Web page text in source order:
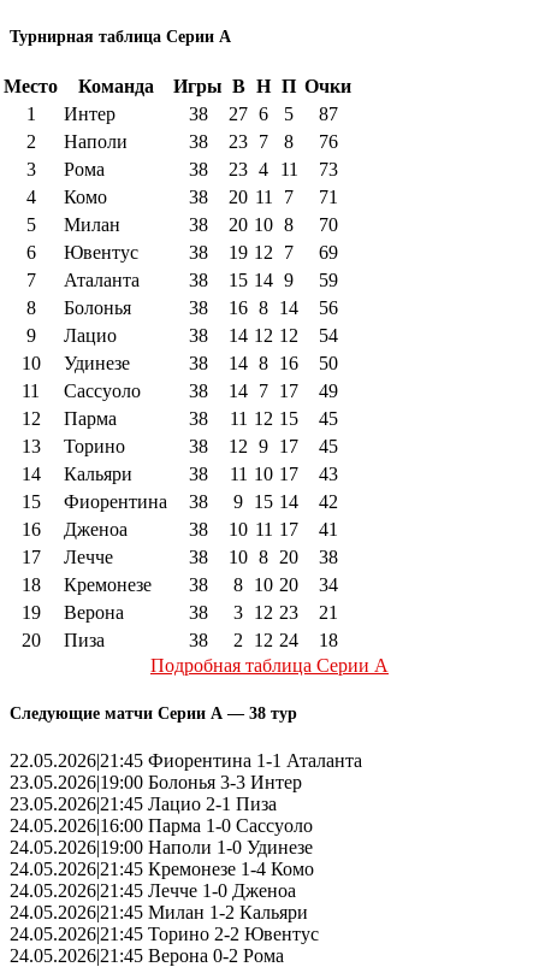
Турнирная таблица Серии А
Место Команда Игры В Н П Очки
1
Интер 38 27 6 5
87
2
Наполи 38 23 7 8
76
3
Рома 38 23 4 11
73
4
Комо 38 20 11 7
71
5
Милан 38 20 10 8
70
6
Ювентус 38 19 12 7
69
7
Аталанта 38 15 14 9
59
8
Болонья 38 16 8 14
56
9
Лацио 38 14 12 12
54
10
Удинезе 38 14 8 16
50
11
Сассуоло 38 14 7 17
49
12
Парма 38 11 12 15
45
13
Торино 38 12 9 17
45
14
Кальяри 38 11 10 17
43
15
Фиорентина 38 9 15 14
42
16
Дженоа 38 10 11 17
41
17
Лечче 38 10 8 20
38
18
Кремонезе 38 8 10 20
34
19
Верона 38 3 12 23
21
20
Пиза 38 2 12 24
18
Подробная таблица Серии А
Следующие матчи Серии А — 38 тур
22.05.2026|21:45 Фиорентина 1-1 Аталанта
23.05.2026|19:00 Болонья 3-3 Интер
23.05.2026|21:45 Лацио 2-1 Пиза
24.05.2026|16:00 Парма 1-0 Сассуоло
24.05.2026|19:00 Наполи 1-0 Удинезе
24.05.2026|21:45 Кремонезе 1-4 Комо
24.05.2026|21:45 Лечче 1-0 Дженоа
24.05.2026|21:45 Милан 1-2 Кальяри
24.05.2026|21:45 Торино 2-2 Ювентус
24.05.2026|21:45 Верона 0-2 Рома